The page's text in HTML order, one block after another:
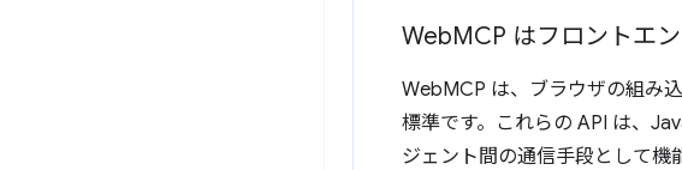
WebMCP はフロントエ
WebMCP は、ブラウザの組み
標準です。これらの API は、
ジェント間の通信手段として機